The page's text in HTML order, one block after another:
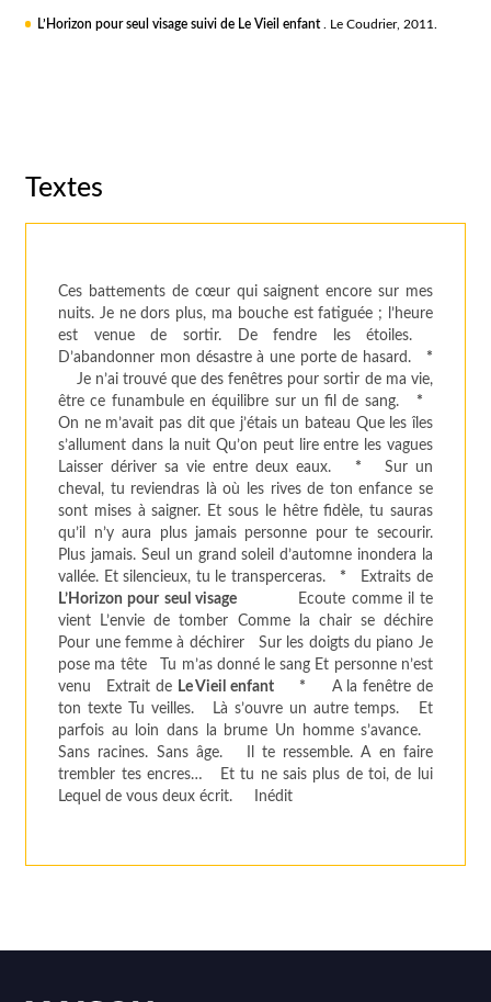
L’Horizon pour seul visage suivi de Le Vieil enfant. Le Coudrier, 2011.
Textes
Ces battements de cœur qui saignent encore sur mes
nuits. Je ne dors plus, ma bouche est fatiguée ; l’heure
est venue de sortir. De fendre les étoiles.
D’abandonner mon désastre à une porte de hasard. *
Je n’ai trouvé que des fenêtres pour sortir de ma vie,
être ce funambule en équilibre sur un fil de sang.
*
On ne m’avait pas dit que j’étais un bateau Que les îles
s’allument dans la nuit Qu’on peut lire entre les vagues
Laisser dériver sa vie entre deux eaux. * Sur un
cheval, tu reviendras là où les rives de ton enfance se
sont mises à saigner. Et sous le hêtre fidèle, tu sauras
qu’il n’y aura plus jamais personne pour te secourir.
Plus jamais. Seul un grand soleil d’automne inondera la
vallée. Et silencieux, tu le transperceras. * Extraits de
L’Horizon pour seul visageEcoute comme il te
vient L’envie de tomber Comme la chair se déchire
Pour une femme à déchirer Sur les doigts du piano Je
pose ma tête Tu m’as donné le sang Et personne n’est
venu Extrait de Le Vieil enfant * A la fenêtre de
ton texte Tu veilles. Là s’ouvre un autre temps. Et
parfois au loin dans la brume Un homme s’avance.
Sans racines. Sans âge. Il te ressemble. A en faire
trembler tes encres… Et tu ne sais plus de toi, de lui
Lequel de vous deux écrit. Inédit